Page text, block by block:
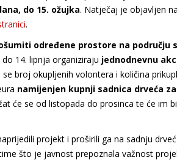
do 15. ožujka. Natječaj je objavljen na
.
određene prostore na području
14. lipnja organiziraju jednodnevnu
broj okupljenih volontera i količina
namijenjen kupnji sadnica drveća
će se od listopada do prosinca te će im
projekt i proširili ga na sadnju
što je javnost prepoznala važnost